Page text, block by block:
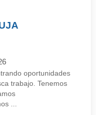
oportunidades
trabajo. Tenemos
...